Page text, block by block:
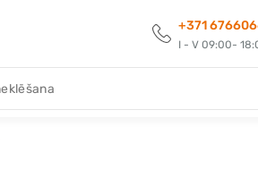
+371
I - V 09:00-